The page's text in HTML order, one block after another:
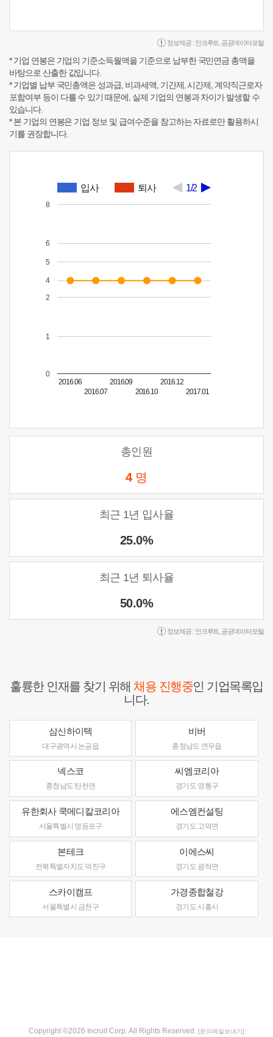
정보제공 : 인크루트 공공데이터포털
* 기업 연봉은 기업의 기준소득월액을 기준으로 납부한 국민연금 총액을
바탕으로 산출한 값입니다.
* 기업별 납부 국민총액은 성과급, 비과세액, 기간제, 시간제, 계약직근로자
포함여부 등이 다를 수 있기 때문에, 실제 기업의 연봉과 차이가 발생할 수
있습니다.
* 본 기업의 연봉은 기업 정보 및 급여수준을 참고하는 자료로만 활용하시
기를 권장합니다.
입사 퇴사 1/2
2016.06
2016.07
2016.09
2016.10
2016.12
2017.01
0
1
2
4
5
6
8
총인원
4 명
최근 1년 입사율
25.0%
최근 1년 퇴사율
50.0%
정보제공 : 인크루트 공공데이터포털
훌륭한 인재를 찾기 위해채용 진행중인 기업목록입
니다.
삼신하이텍
대구광역시 논공읍
비버
충청남도 연무읍
넥스코
충청남도 탄천면
씨엠코리아
경기도 영통구
유한회사 쿡메디칼코리아
서울특별시 영등포구
에스엠컨설팅
경기도 고덕면
본테크
전북특별자치도 덕진구
이에스씨
경기도 광적면
스카이캠프
서울특별시 금천구
가경종합철강
경기도 시흥시
Copyright ©2026 Incruit Corp. All Rights Reserved. [문의메일보내기]